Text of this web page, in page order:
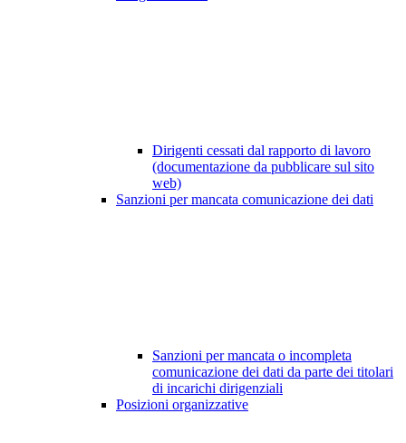
Dirigenti cessati dal rapporto di lavoro
(documentazione da pubblicare sul sito
web)
Sanzioni per mancata comunicazione dei dati
Sanzioni per mancata o incompleta
comunicazione dei dati da parte dei titolari
di incarichi dirigenziali
Posizioni organizzative